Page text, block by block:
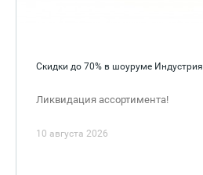
Скидки до 70% в шоуруме Индустрия
Ликвидация ассортимента!
10 августа 2026